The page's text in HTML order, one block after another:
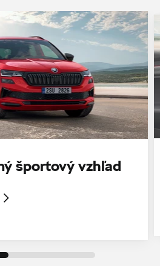
športový vzhľad